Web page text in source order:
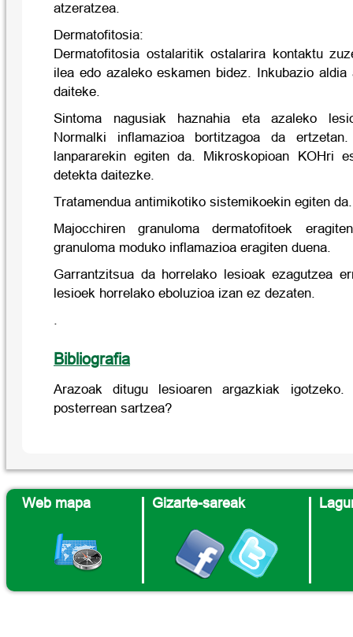
atzeratzea.
Dermatofitosia:
Dermatofitosia ostalaritik ostalarira kontaktu
ilea edo azaleko eskamen bidez. Inkubazio
daiteke.
Sintoma nagusiak haznahia eta azaleko
Normalki inflamazioa bortitzagoa da
lanpararekin egiten da. Mikroskopioan KOHri
detekta daitezke.
Tratamendua antimikotiko sistemikoekin egiten da.
Majocchiren granuloma dermatofitoek
granuloma moduko inflamazioa eragiten duena.
Garrantzitsua da horrelako lesioak ezagutzea
lesioek horrelako eboluzioa izan ez dezaten.
.
Bibliografia
Arazoak ditugu lesioaren argazkiak
posterrean sartzea?
Web mapa Gizarte-sareak